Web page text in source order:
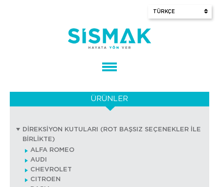
ÜRÜNLER
DİREKSİYON KUTULARI (ROT BAŞSIZ SEÇENEKLER İLE
BİRLİKTE)
ALFA ROMEO
AUDI
CHEVROLET
CITROEN